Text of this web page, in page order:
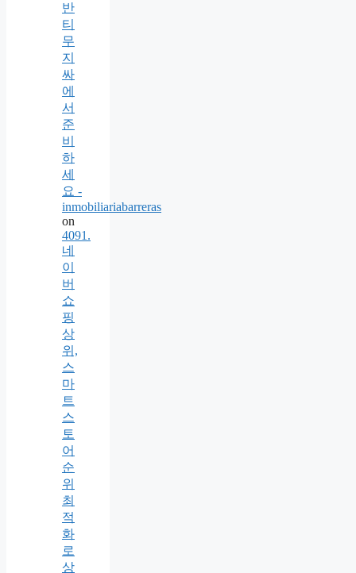
반
티
무
지
싸
에
서
준
비
하
세
요 -
inmobiliariabarreras
on
4091.
네
이
버
쇼
핑
상
위,
스
마
트
스
토
어
순
위
최
적
화
로
상